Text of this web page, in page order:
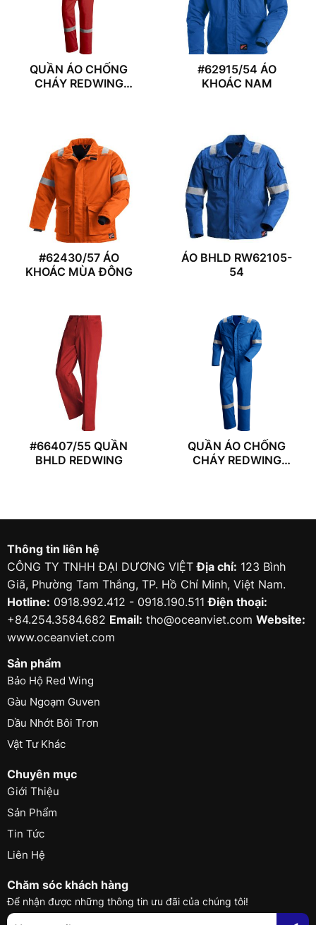
QUẦN ÁO CHỐNG
CHÁY REDWING
#62915/54 ÁO
KHOÁC NAM
#62430/57 ÁO
KHOÁC MÙA ĐÔNG
ÁO BHLD RW62105-
54
#66407/55 QUẦN
BHLD REDWING
QUẦN ÁO CHỐNG
CHÁY REDWING
Thông tin liên hệ
CÔNG TY TNHH ĐẠI DƯƠNG VIỆTĐịa chỉ: 123 Bình
Giã, Phường Tam Thắng, TP. Hồ Chí Minh, Việt Nam.
Hotline: 0918.992.412 - 0918.190.511Điện thoại:
+84.254.3584.682 Email: tho@oceanviet.com Website:
www.oceanviet.com
Sản phẩm
Bảo Hộ Red Wing
Gàu Ngoạm Guven
Dầu Nhớt Bôi Trơn
Vật Tư Khác
Chuyên mục
Giới Thiệu
Sản Phẩm
Tin Tức
Liên Hệ
Chăm sóc khách hàng
Để nhận được những thông tin ưu đãi của chúng tôi!